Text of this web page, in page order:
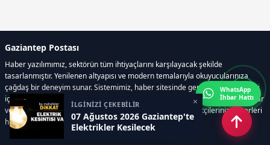
İLGİNİZİ ÇEKEBİLİR
07 Ağustos 2026 Gaziantep'te
Elektrikler Kesilecek
×
Gaziantep Postası
Haber yazılımımız, sektörün tüm ihtiyaçlarını karşılayacak şekilde
tasarlanmıştır. Yenilenen altyapısı ve modern temalarıyla okuyucularınıza
çağdaş bir deneyim sunar. Sistemimiz, haber sitesinde gerekli tüm modülleri
içerir. Siz içerik üretmeye odaklanırken, yazılımımız zamandan tasarruf sağlar
ve süreçlerinizi kolaylaştırır. Etkili arayüzü sayesinde ziyaretçileriniz haberleri
hızlı ve keyifle takip edebilir.
WhatsApp
İhbar Hattı